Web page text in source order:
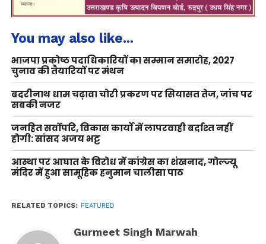
You may also like...
भाजपा प्रकोष्ठ पदाधिकारियों का सम्मान समारोह, 2027
चुनाव की तैयारियों पर मंथन
बदरीनाथ धाम चढ़ावा चोरी प्रकरण पर सियासत तेज, जांच पर
सबकी नजर
जनहित सर्वोपरि, विकास कार्यों में लापरवाही बर्दाश्त नहीं
होगी: सांसद अजय भट्ट
आस्था पर आघात के विरोध में कांग्रेस का शंखनाद, गोल्ज्यू
मंदिर में हुआ सामूहिक हनुमान चालीसा पाठ
RELATED TOPICS: FEATURED
Gurmeet Singh Marwah